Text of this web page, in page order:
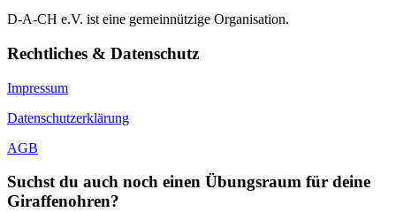
D-A-CH e.V. ist eine gemeinnützige Organisation.
Rechtliches & Datenschutz
Impressum
Datenschutzerklärung
AGB
Suchst du auch noch einen Übungsraum für deine
Giraffenohren?